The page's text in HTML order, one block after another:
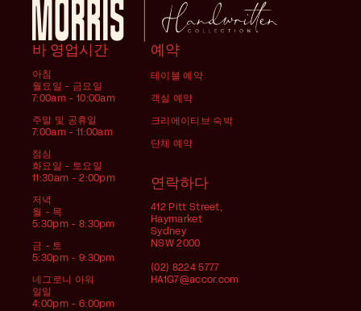
바 영업시간
아침
월요일 - 금요일
7:00am - 10:00am
주말 및 공휴일
7:00am - 11:00am
점심
화요일 - 토요일
11:30am - 2:00pm
저녁
월 - 목
5:30pm - 8:30pm
금 - 토
5:30pm - 9:30pm
네그로니 아워
일일
4:00pm - 6:00pm
예약
테이블 예약
객실 예약
크리에이티브 숙박
단체 예약
연락하다
412 Pitt Street,
Haymarket
Sydney
NSW 2000
(02) 8224 5777
HA1G7@accor.com